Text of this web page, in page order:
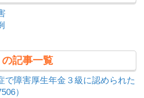
の記事一覧
で障害厚生年金３級に認められた
）